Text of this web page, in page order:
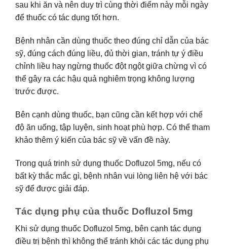
sau khi ăn và nên duy trì cùng thời điểm này mỗi ngày
để thuốc có tác dụng tốt hơn.
Bệnh nhân cần dùng thuốc theo đúng chỉ dẫn của bác
sỹ, đúng cách đúng liều, đủ thời gian, tránh tự ý điều
chỉnh liều hay ngừng thuốc đột ngột giữa chừng vì có
thể gây ra các hậu quả nghiêm trọng không lượng
trước được.
Bên cạnh dùng thuốc, bạn cũng cần kết hợp với chế
độ ăn uống, tập luyện, sinh hoạt phù hợp. Có thể tham
khảo thêm ý kiến của bác sỹ về vấn đề này.
Trong quá trinh sử dụng thuốc Dofluzol 5mg, nếu có
bất kỳ thắc mắc gì, bệnh nhân vui lòng liên hệ với bác
sỹ để được giải đáp.
Tác dụng phụ của thuốc Dofluzol 5mg
Khi sử dụng thuốc Dofluzol 5mg, bên cạnh tác dụng
điều trị bệnh thì không thể tránh khỏi các tác dụng phụ